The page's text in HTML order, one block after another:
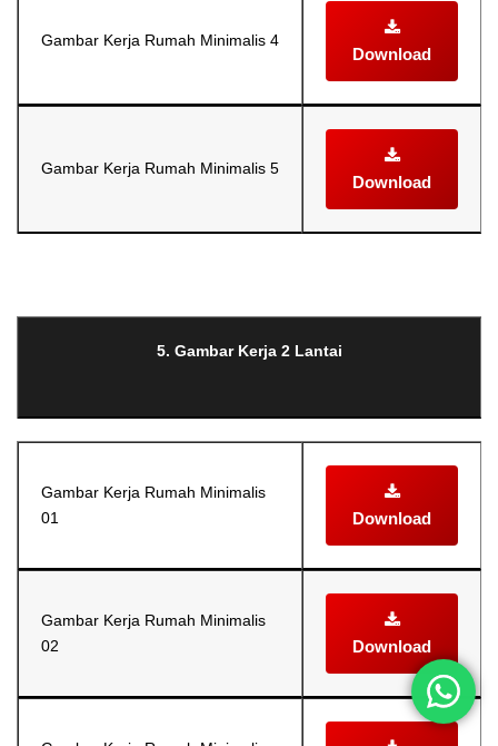
Gambar Kerja Rumah Minimalis 4
Download
Gambar Kerja Rumah Minimalis 5
Download
5. Gambar Kerja 2 Lantai
Gambar Kerja Rumah Minimalis
01
Download
Gambar Kerja Rumah Minimalis
02
Download